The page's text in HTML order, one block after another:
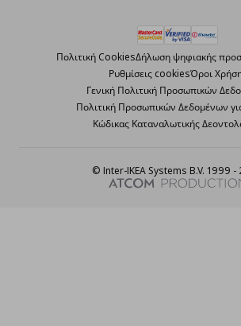
Πολιτική CookiesΔήλωση ψηφιακής
Ρυθμίσεις cookiesΌροι
Γενική Πολιτική Προσωπικών
Πολιτική Προσωπικών Δεδομένων
Κώδικας Καταναλωτικής
© Inter-IKEA Systems B.V. 1999 -